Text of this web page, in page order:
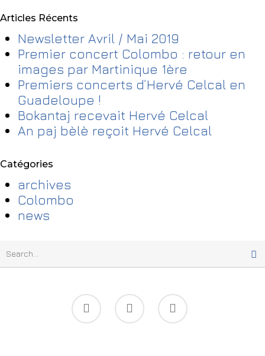
Articles Récents
Newsletter Avril / Mai 2019
Premier concert Colombo : retour en
images par Martinique 1ère
Premiers concerts d’Hervé Celcal en
Guadeloupe !
Bokantaj recevait Hervé Celcal
An paj bèlè reçoit Hervé Celcal
Catégories
archives
Colombo
news